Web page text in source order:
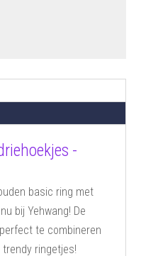
-
basic ring met
bij Yehwang! De
te combineren
ringetjes!